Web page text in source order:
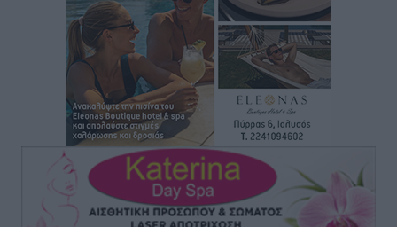
Τοπικές Ειδήσεις• πριν 20 ώρες
Συνεχίζεται η έξοδος του Αυγούστου – Πάνω από
34.000 αναχωρούν σήμερα μόνο από τον Πειραιά
Ειδήσεις• πριν 20 ώρες
Μόνιμες θέσεις στους παιδικούς σταθμούς: Οι
προϋποθέσεις, η 24μηνη εμπειρία και οι προθεσμίες
για τους δήμους
Τοπικές Ειδήσεις• πριν 21 ώρες